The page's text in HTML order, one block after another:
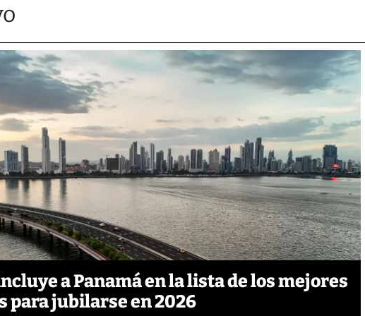
a Panamá en la lista de los mejores
para jubilarse en 2026